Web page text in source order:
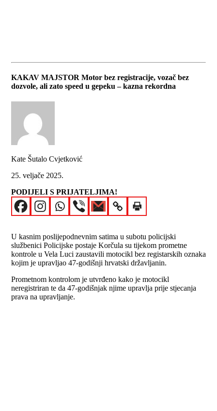
KAKAV MAJSTOR Motor bez registracije, vozač bez
dozvole, ali zato speed u gepeku – kazna rekordna
Kate Šutalo Cvjetković
25. veljače 2025.
PODIJELI S PRIJATELJIMA!
U kasnim poslijepodnevnim satima u subotu policijski
službenici Policijske postaje Korčula su tijekom prometne
kontrole u Vela Luci zaustavili motocikl bez registarskih oznaka
kojim je upravljao 47-godišnji hrvatski državljanin.
Prometnom kontrolom je utvrđeno kako je motocikl
neregistriran te da 47-godišnjak njime upravlja prije stjecanja
prava na upravljanje.